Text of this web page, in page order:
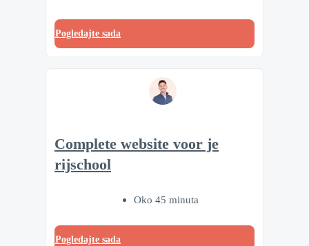
Pogledajte sada
Complete website voor je
rijschool
Oko 45 minuta
Pogledajte sada